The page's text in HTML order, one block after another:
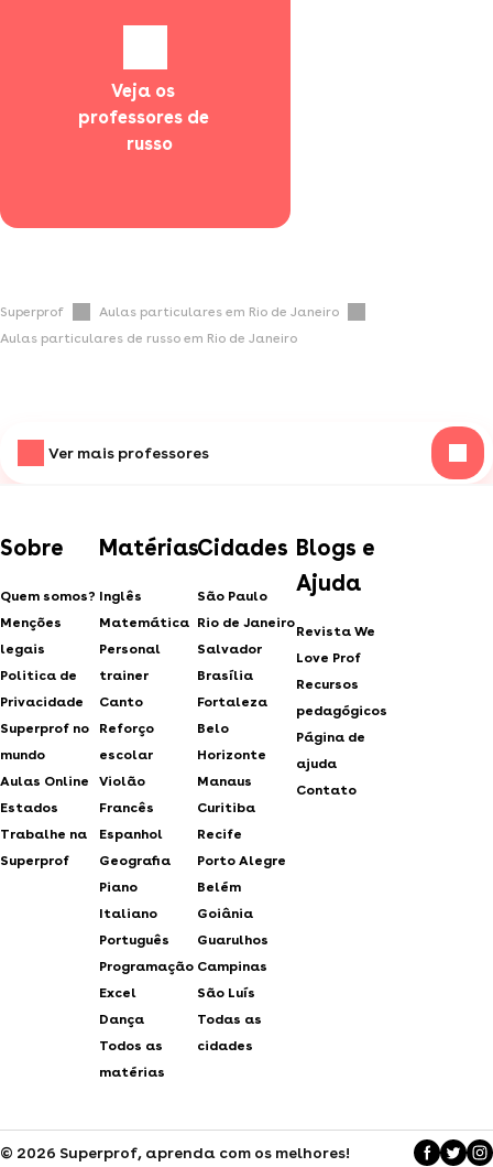
Veja os
professores de
  russo
Superprof
Aulas particulares em Rio de Janeiro
Aulas particulares de russo em Rio de Janeiro
Ver mais professores
Sobre
Quem somos?
Menções
legais
Politica de
Privacidade
Superprof no
mundo
Aulas Online
Estados
Trabalhe na
Superprof
Matérias
Inglês
Matemática
Personal
trainer
Canto
Reforço
escolar
Violão
Francês
Espanhol
Geografia
Piano
Italiano
Português
Programação
Excel
Dança
Todos as
matérias
Cidades
São Paulo
Rio de Janeiro
Salvador
Brasília
Fortaleza
Belo
Horizonte
Manaus
Curitiba
Recife
Porto Alegre
Belém
Goiânia
Guarulhos
Campinas
São Luís
Todas as
cidades
Blogs e
Ajuda
Revista We
Love Prof
Recursos
pedagógicos
Página de
ajuda
Contato
© 2026 Superprof, aprenda com os melhores!